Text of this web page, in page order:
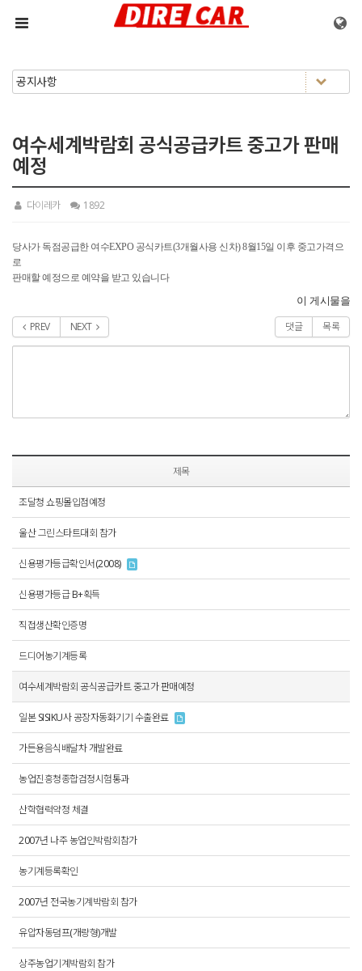
메뉴 건너뛰기
여수세계박람회 공식공급카트 중고가 판매
예정
다이레카 1892
당사가 독점공급한 여수EXPO 공식카트(3개월사용 신차) 8월15일 이후 중고가격으
로
판매할 예정으로 예약을 받고 있습니다
이 게시물을
PREV NEXT 댓글 목록
제목
조달청 쇼핑몰입점예정
울산 그린스타트대회 참가
신용평가등급확인서(2008)
신용평가등급 B+획득
직접생산확인증명
드디어농기계등록
여수세계박람회 공식공급카트 중고가 판매예정
일본 SISIKU사 공장자동화기기 수출완료
가든용음식배달차 개발완료
농업진흥청종합검정시험통과
산학협력약정 체결
2007년 나주 농업인박람회참가
농기계등록확인
2007년 전국농기계박람회 참가
유압자동덤프(개량형)개발
상주농업기계박람회 참가